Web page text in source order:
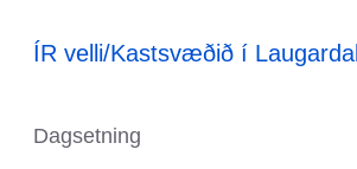
ÍR velli/Kastsvæðið í
Dagsetning